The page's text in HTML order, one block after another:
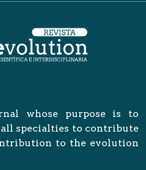
whose purpose is to
specialties to contribute
to the evolution